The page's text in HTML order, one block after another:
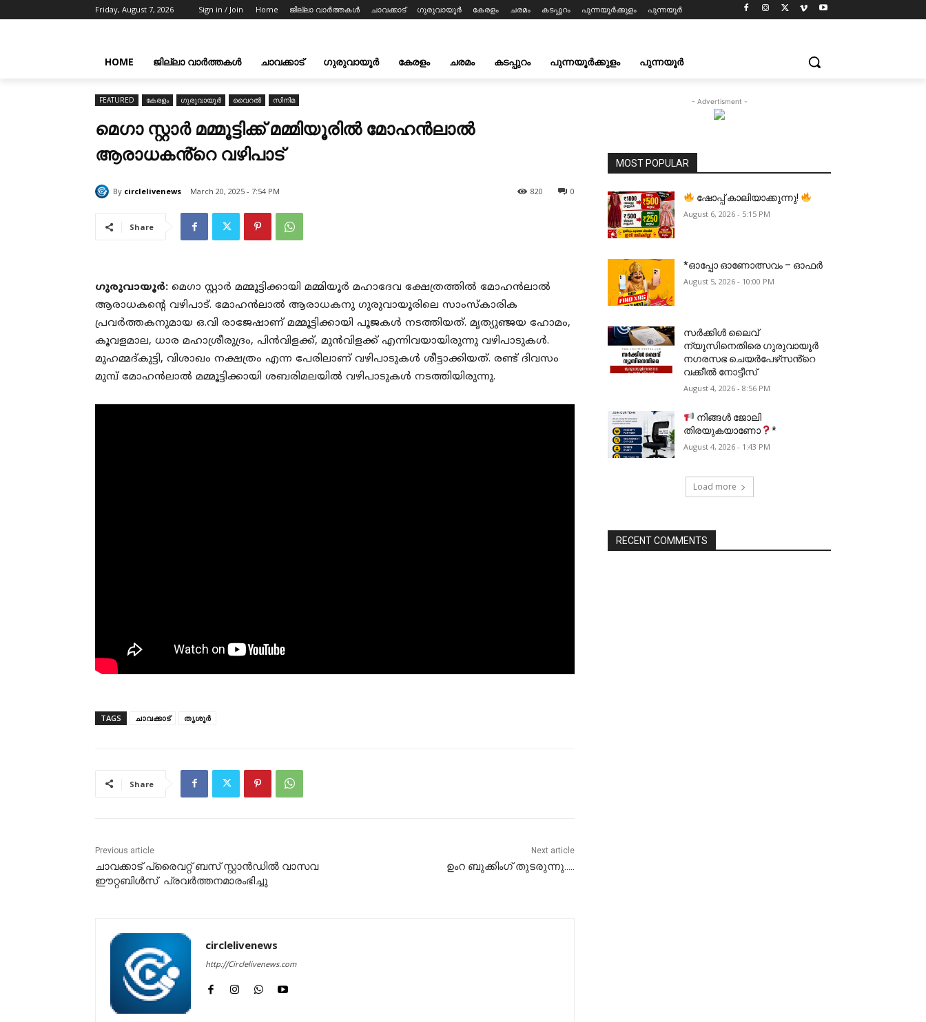
Friday, August 7, 2026 Sign in / Join Home ജില്ലാ വാർത്തകൾ ചാവക്കാട് ഗുരുവായൂർ കേരളം ചരമം കടപ്പുറം പുന്നയൂർക്കുളം പുന്നയൂർ
HOME ജില്ലാ വാർത്തകൾ ചാവക്കാട് ഗുരുവായൂർ കേരളം ചരമം കടപ്പുറം പുന്നയൂർക്കുളം പുന്നയൂർ
FEATURED കേരളം ഗുരുവായൂർ വൈറൽ സിനിമ
മെഗാ സ്റ്റാര്‍ മമ്മൂട്ടിക്ക് മമ്മിയൂരിൽ മോഹൻലാൽ
ആരാധകൻ്റെ വഴിപാട്
By circlelivenews March 20, 2025 - 7:54 PM 0
820
Share
ഗുരുവായൂർ: മെഗാ സ്റ്റാര്‍ മമ്മൂട്ടിക്കായി മമ്മിയൂര്‍ മഹാദേവ ക്ഷേത്രത്തില്‍ മോഹൻലാൽ
ആരാധകൻ്റെ വഴിപാട്. മോഹൻലാൽ ആരാധകനു ഗുരുവായൂരിലെ സാംസ്‌കാരിക
പ്രവര്‍ത്തകനുമായ ഒ.വി രാജേഷാണ് മമ്മൂട്ടിക്കായി പൂജകള്‍ നടത്തിയത്. മൃത്യുഞ്ജയ ഹോമം,
കൂവളമാല, ധാര മഹാശ്രീരുദ്രം, പിന്‍വിളക്ക്, മുൻവിളക്ക് എന്നിവയായിരുന്നു വഴിപാടുകൾ.
മുഹമ്മദ്കുട്ടി, വിശാഖം നക്ഷത്രം എന്ന പേരിലാണ് വഴിപാടുകള്‍ ശീട്ടാക്കിയത്. രണ്ട് ദിവസം
മുമ്പ് മോഹന്‍ലാല്‍ മമ്മൂട്ടിക്കായി ശബരിമലയില്‍ വഴിപാടുകള്‍ നടത്തിയിരുന്നു.
TAGS ചാവക്കാട് തൃശൂർ
Share
Previous article
ചാവക്കാട് പ്രൈവറ്റ് ബസ് സ്റ്റാൻഡിൽ വാസവ
ഈറ്റബിൾസ് പ്രവർത്തനമാരംഭിച്ചു
Next article
ഉംറ ബുക്കിംഗ് തുടരുന്നു…..
circlelivenews
http://Circlelivenews.com
- Advertisment -
MOST POPULAR
ഷോപ്പ് കാലിയാക്കുന്നു!
August 6, 2026 - 5:15 PM
*ഓപ്പോ ഓണോത്സവം – ഓഫർ
August 5, 2026 - 10:00 PM
സർക്കിൾ ലൈവ്
ന്യൂസിനെതിരെ ഗുരുവായൂർ
നഗരസഭ ചെയർപേഴ്‌സൻ്റെ
വക്കീൽ നോട്ടീസ്
August 4, 2026 - 8:56 PM
നിങ്ങൾ ജോലി
തിരയുകയാണോ
*
August 4, 2026 - 1:43 PM
Load more
RECENT COMMENTS